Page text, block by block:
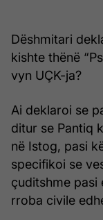
Dëshmitari
kishte thënë
vyn UÇK-ja?
Ai deklaroi se
ditur se Pantiq
në Istog, pasi
specifikoi se
çuditshme pasi
rroba civile